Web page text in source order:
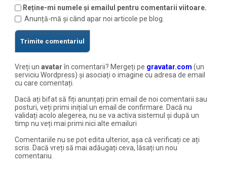
Reține-mi numele și emailul pentru comentarii viitoare.
Anunță-mă și când apar noi articole pe blog.
Vreți unavatarîn comentarii? Mergeți pe gravatar.com (un
serviciu Wordpress) și asociați o imagine cu adresa de email
cu care comentați.
Dacă ați bifat să fiți anunțați prin email de noi comentarii sau
posturi, veți primi inițial un email de confirmare. Dacă nu
validați acolo alegerea, nu se va activa sistemul și după un
timp nu veți mai primi nici alte emailuri
Comentariile nu se pot edita ulterior, așa că verificați ce ați
scris. Dacă vreți să mai adăugați ceva, lăsați un nou
comentariu.